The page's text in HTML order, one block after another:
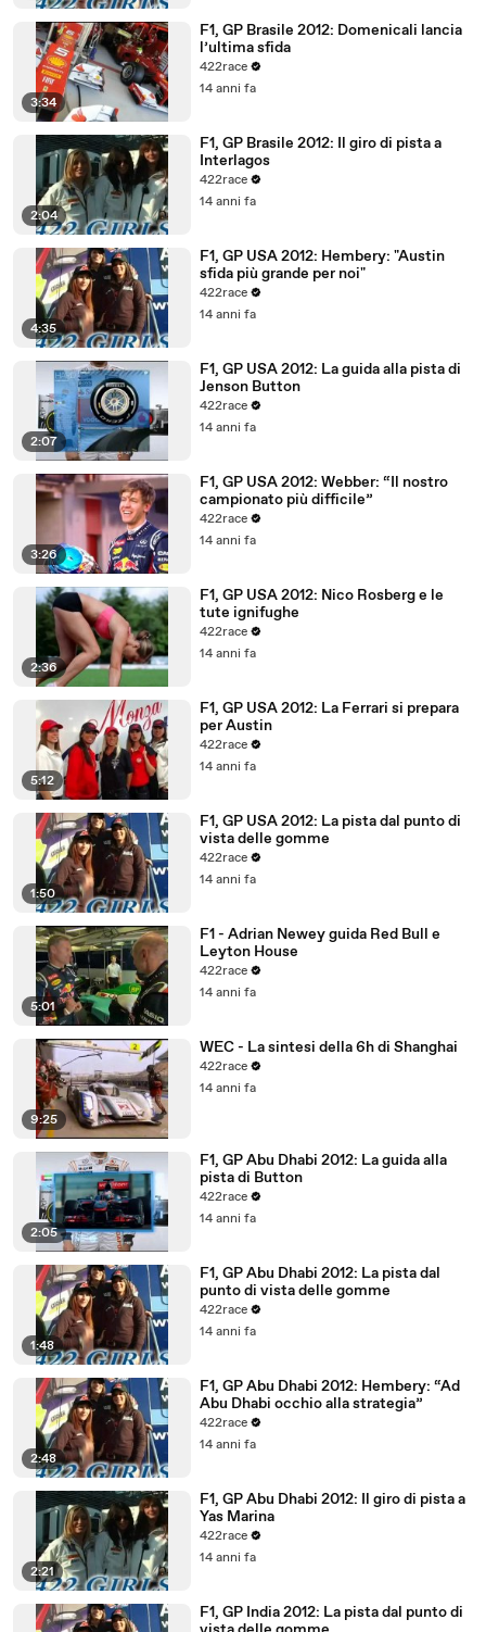
3:34
F1, GP Brasile 2012: Domenicali lancia
l’ultima sfida
422race
14 anni fa
2:04
F1, GP Brasile 2012: Il giro di pista a
Interlagos
422race
14 anni fa
4:35
F1, GP USA 2012: Hembery: "Austin
sfida più grande per noi"
422race
14 anni fa
2:07
F1, GP USA 2012: La guida alla pista di
Jenson Button
422race
14 anni fa
3:26
F1, GP USA 2012: Webber: “Il nostro
campionato più difficile”
422race
14 anni fa
2:36
F1, GP USA 2012: Nico Rosberg e le
tute ignifughe
422race
14 anni fa
5:12
F1, GP USA 2012: La Ferrari si prepara
per Austin
422race
14 anni fa
1:50
F1, GP USA 2012: La pista dal punto di
vista delle gomme
422race
14 anni fa
5:01
F1 - Adrian Newey guida Red Bull e
Leyton House
422race
14 anni fa
9:25
WEC - La sintesi della 6h di Shanghai
422race
14 anni fa
2:05
F1, GP Abu Dhabi 2012: La guida alla
pista di Button
422race
14 anni fa
1:48
F1, GP Abu Dhabi 2012: La pista dal
punto di vista delle gomme
422race
14 anni fa
2:48
F1, GP Abu Dhabi 2012: Hembery: “Ad
Abu Dhabi occhio alla strategia”
422race
14 anni fa
2:21
F1, GP Abu Dhabi 2012: Il giro di pista a
Yas Marina
422race
14 anni fa
F1, GP India 2012: La pista dal punto di